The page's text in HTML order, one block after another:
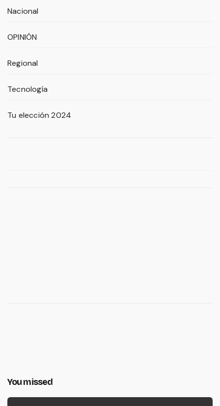
Nacional
OPINIÓN
Regional
Tecnología
Tu elección 2024
You missed